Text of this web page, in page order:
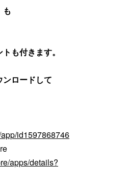
も
も付きます。
ンロードして
id1597868746
apps/details?